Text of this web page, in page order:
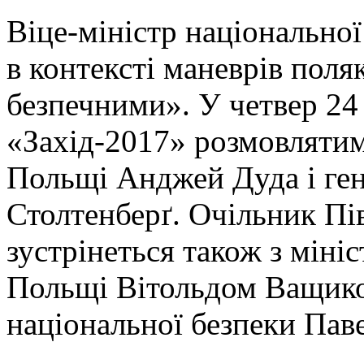
Віце-міністр
в контексті маневрів
безпечними». У четвер
«Захід-2017»
Польщі Анджей Дуда і
Столтенберґ. Очільник
зустрінеться також з
Польщі Вітольдом
національної безпеки